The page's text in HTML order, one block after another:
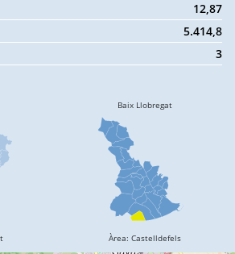
12,87
5.414,8
3